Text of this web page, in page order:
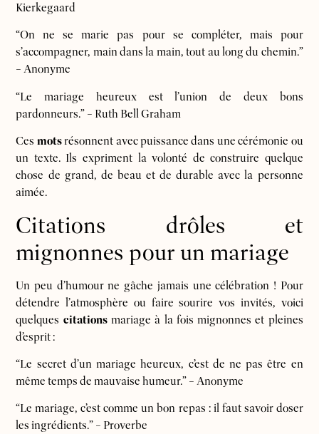
Kierkegaard
“On ne se marie pas pour se compléter, mais pour
s’accompagner, main dans la main, tout au long du chemin.”
– Anonyme
“Le mariage heureux est l’union de deux bons
pardonneurs.” – Ruth Bell Graham
Ces motsrésonnent avec puissance dans une cérémonie ou
un texte. Ils expriment la volonté de construire quelque
chose de grand, de beau et de durable avec la personne
aimée.
Citations drôles et
mignonnes pour un mariage
Un peu d’humour ne gâche jamais une célébration ! Pour
détendre l’atmosphère ou faire sourire vos invités, voici
quelques citationsmariage à la fois mignonnes et pleines
d’esprit :
“Le secret d’un mariage heureux, c’est de ne pas être en
même temps de mauvaise humeur.” – Anonyme
“Le mariage, c’est comme un bon repas : il faut savoir doser
les ingrédients.” – Proverbe